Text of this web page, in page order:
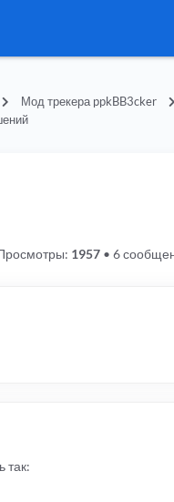
Мод трекера ppkBB3cker
6
1957 •
так: